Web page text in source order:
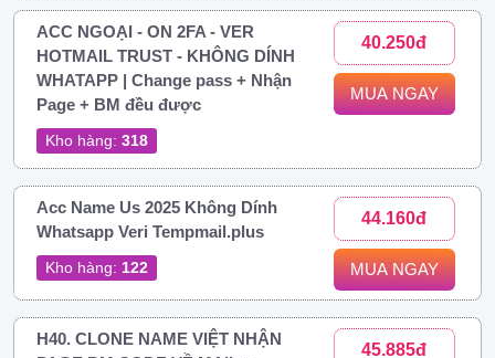
ACC NGOẠI - ON 2FA - VER
HOTMAIL TRUST - KHÔNG DÍNH
WHATAPP | Change pass + Nhận
Page + BM đều được
Kho hàng: 318
40.250đ
MUA NGAY
Acc Name Us 2025 Không Dính
Whatsapp Veri Tempmail.plus
Kho hàng: 122
44.160đ
MUA NGAY
H40. CLONE NAME VIỆT NHẬN
45.885đ